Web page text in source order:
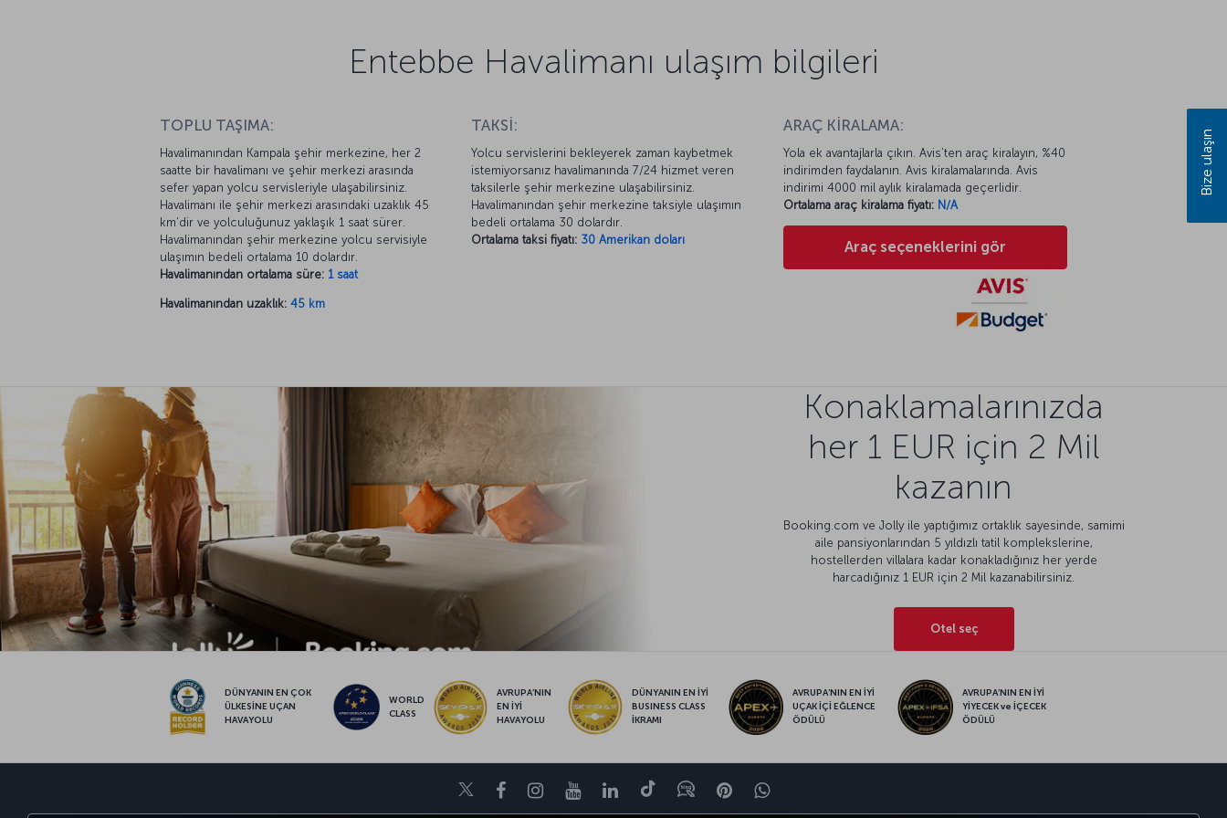
Entebbe Havalimanı ulaşım bilgileri
TOPLU TAŞIMA:
Havalimanından Kampala şehir merkezine, her 2
saatte bir havalimanı ve şehir merkezi arasında
sefer yapan yolcu servisleriyle ulaşabilirsiniz.
Havalimanı ile şehir merkezi arasındaki uzaklık 45
km’dir ve yolculuğunuz yaklaşık 1 saat sürer.
Havalimanından şehir merkezine yolcu servisiyle
ulaşımın bedeli ortalama 10 dolardır.
Havalimanından ortalama süre: 1 saat
Havalimanından uzaklık: 45 km
TAKSİ:
Yolcu servislerini bekleyerek zaman kaybetmek
istemiyorsanız havalimanında 7/24 hizmet veren
taksilerle şehir merkezine ulaşabilirsiniz.
Havalimanından şehir merkezine taksiyle ulaşımın
bedeli ortalama 30 dolardır.
Ortalama taksi fiyatı: 30 Amerikan doları
ARAÇ KİRALAMA:
Yola ek avantajlarla çıkın. Avis’ten araç kiralayın, %40
indirimden faydalanın. Avis kiralamalarında. Avis
indirimi 4000 mil aylık kiralamada geçerlidir.
Ortalama araç kiralama fiyatı: N/A
Araç seçeneklerini gör
Konaklamalarınızda
her 1 EUR için 2 Mil
kazanın
Booking.com ve Jolly ile yaptığımız ortaklık sayesinde, samimi
aile pansiyonlarından 5 yıldızlı tatil komplekslerine,
hostellerden villalara kadar konakladığınız her yerde
harcadığınız 1 EUR için 2 Mil kazanabilirsiniz.
Otel seç
DÜNYANIN EN ÇOK
ÜLKESİNE UÇAN
HAVAYOLU
WORLD
CLASS
AVRUPA’NIN
EN İYİ
HAVAYOLU
DÜNYANIN EN İYİ
BUSINESS CLASS
İKRAMI
AVRUPA’NIN EN İYİ
UÇAK İÇİ EĞLENCE
ÖDÜLÜ
AVRUPA’NIN EN İYİ
YİYECEK ve İÇECEK
ÖDÜLÜ
TwitterFacebookInstagram
YoutubeLinkedIn
TiktokBlogPinterestWhatsapp
Bize ulaşın